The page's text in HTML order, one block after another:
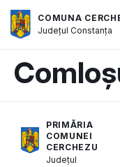
COMUNA
JudețulConstanța
PRIMĂRIA
COMUNEI
CERCHEZU
Județul